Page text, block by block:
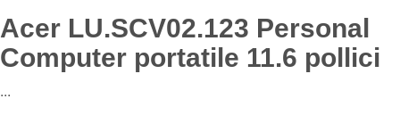
Acer LU.SCV02.123 Personal
Computer portatile 11.6 pollici
...